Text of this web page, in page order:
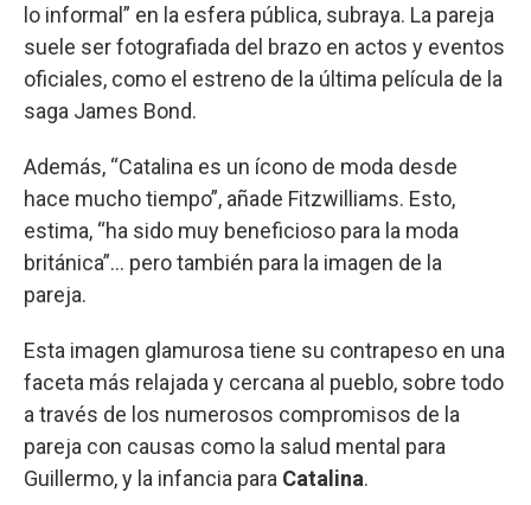
lo informal” en la esfera pública, subraya. La pareja
suele ser fotografiada del brazo en actos y eventos
oficiales, como el estreno de la última película de la
saga James Bond.
Además, “Catalina es un ícono de moda desde
hace mucho tiempo”, añade Fitzwilliams. Esto,
estima, “ha sido muy beneficioso para la moda
británica”... pero también para la imagen de la
pareja.
Esta imagen glamurosa tiene su contrapeso en una
faceta más relajada y cercana al pueblo, sobre todo
a través de los numerosos compromisos de la
pareja con causas como la salud mental para
Guillermo, y la infancia para Catalina.